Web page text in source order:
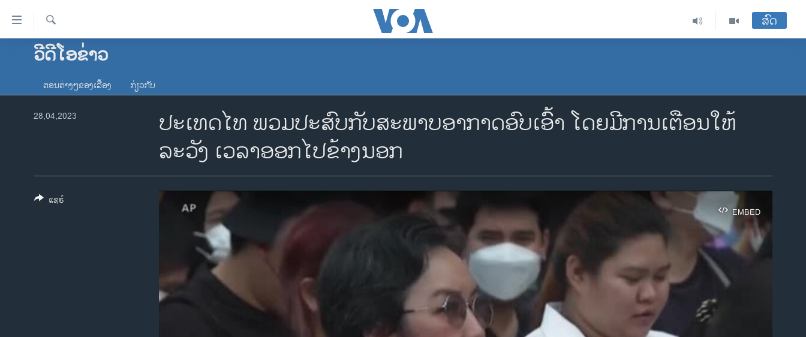
ລິ້ງ
ສຳຫລັບ
ຂ້າມ
ໂຮມເພຈ
ອາເມຣິກາ
ການເລືອກຕັ້ງ ປະທານາທີບໍດີ ສະຫະລັດ
ເອເຊຍ
ຄົ້ນຫາ
ສົດ
ວີດີໂອຂ່າວ
ຕອນຕ່າງໆຂອງເລື້ອງ ກ່ຽວກັບ
ປະເທດໄທ ພວມປະສົບກັບສະພາບອາກາດອົບເອົົ້າ ໂດຍມີການເຕືອນໃຫ້
ລະວັງ ເວລາອອກໄປຂ້າງນອກ
28,04,2023
EMBED
ແຊຣ໌